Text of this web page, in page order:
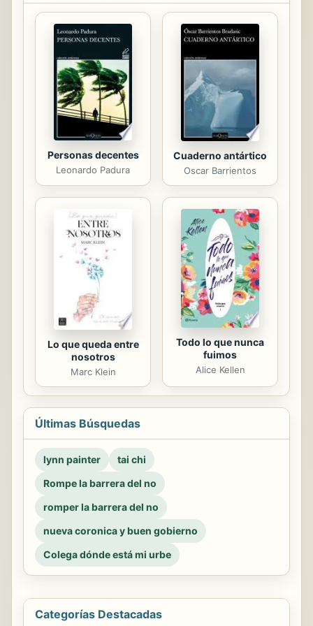
compendio sobre el masaje, que
abarca desde las nociones básicas
como los conceptos anatómicos, los
efectos fisiológicos y las normas e
indicaciones generales para su
práctica hasta el desarrollo de los
distintos tipos de masaje. Se tratan
en detalle el masaje...
Personas decentes
Leonardo Padura
Cuaderno antártico
Oscar Barrientos
Lo que queda entre
nosotros
Marc Klein
Todo lo que nunca
fuimos
Alice Kellen
Últimas Búsquedas
lynn painter
tai chi
Rompe la barrera del no
romper la barrera del no
nueva coronica y buen gobierno
Colega dónde está mi urbe
Categorías Destacadas